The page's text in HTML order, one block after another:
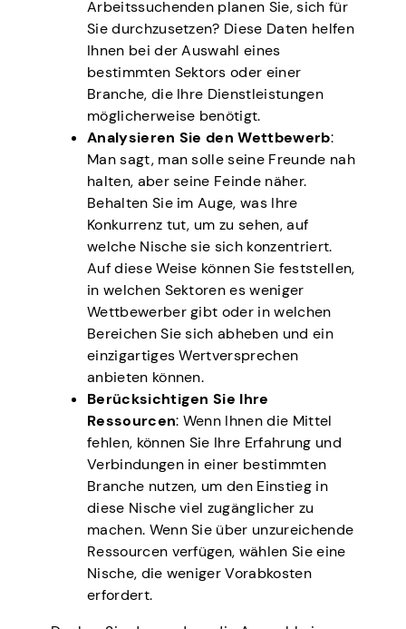
Arbeitssuchenden planen Sie, sich für
Sie durchzusetzen? Diese Daten helfen
Ihnen bei der Auswahl eines
bestimmten Sektors oder einer
Branche, die Ihre Dienstleistungen
möglicherweise benötigt.
Analysieren Sie den Wettbewerb:
Man sagt, man solle seine Freunde nah
halten, aber seine Feinde näher.
Behalten Sie im Auge, was Ihre
Konkurrenz tut, um zu sehen, auf
welche Nische sie sich konzentriert.
Auf diese Weise können Sie feststellen,
in welchen Sektoren es weniger
Wettbewerber gibt oder in welchen
Bereichen Sie sich abheben und ein
einzigartiges Wertversprechen
anbieten können.
Berücksichtigen Sie Ihre
Ressourcen: Wenn Ihnen die Mittel
fehlen, können Sie Ihre Erfahrung und
Verbindungen in einer bestimmten
Branche nutzen, um den Einstieg in
diese Nische viel zugänglicher zu
machen. Wenn Sie über unzureichende
Ressourcen verfügen, wählen Sie eine
Nische, die weniger Vorabkosten
erfordert.